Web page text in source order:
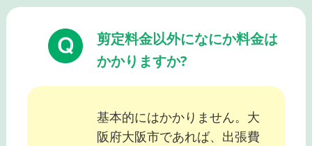
剪定料金以外になにか料金は
かかりますか?
基本的にはかかりません。大
阪府大阪市であれば、出張費